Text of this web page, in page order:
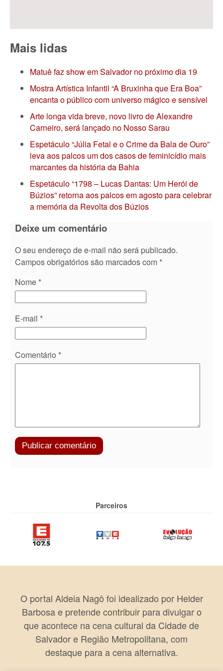
Mais lidas
Matuê faz show em Salvador no próximo dia 19
Mostra Artística Infantil “A Bruxinha que Era Boa”
encanta o público com universo mágico e sensível
Arte longa vida breve, novo livro de Alexandre
Carneiro, será lançado no Nosso Sarau
Espetáculo “Júlia Fetal e o Crime da Bala de Ouro”
leva aos palcos um dos casos de feminicídio mais
marcantes da história da Bahia
Espetáculo “1798 – Lucas Dantas: Um Herói de
Búzios” retorna aos palcos em agosto para celebrar
a memória da Revolta dos Búzios
Deixe um comentário
O seu endereço de e-mail não será publicado.
Campos obrigatórios são marcados com *
Nome *
E-mail *
Comentário *
Parceiros
O portal Aldeia Nagô foi idealizado por Helder
Barbosa e pretende contribuir para divulgar o
que acontece na cena cultural da Cidade de
Salvador e Região Metropolitana, com
destaque para a cena alternativa.